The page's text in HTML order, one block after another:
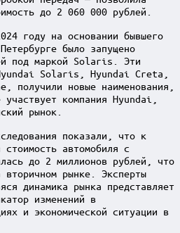
до 2 060 000 рублей.
году на основании бывшего
было запущено
под маркой Solaris. Эти
Solaris, Hyundai Creta,
новые наименования,
компания Hyundai,
рынок.
показали, что к
автомобиля с
до 2 миллионов рублей, что
рынке. Эксперты
динамика рынка представляет
изменений в
и экономической ситуации в